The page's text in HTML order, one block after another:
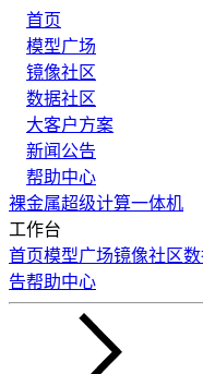
首页
模型广场
镜像社区
数据社区
大客户方案
新闻公告
帮助中心
裸金属超级计算一体机
工作台
首页模型广场镜像社区
告帮助中心